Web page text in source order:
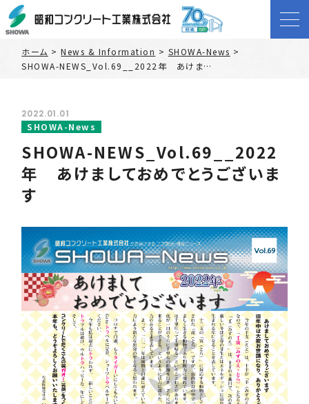
ホーム >News & Information > SHOWA-News >
SHOWA-NEWS_Vol.69__2022年 あけましておめでとうございます
2022.01.01
SHOWA-News
SHOWA-NEWS_Vol.69__2022
年 あけましておめでとうございま
す